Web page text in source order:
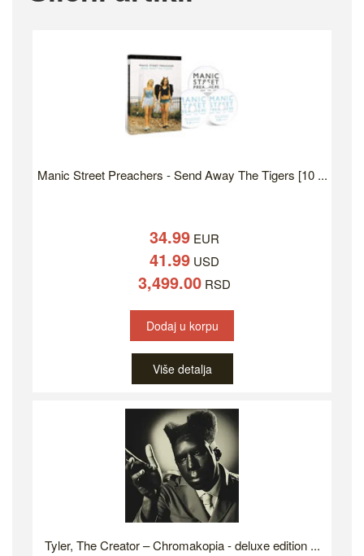
Manic Street Preachers - Send Away The Tigers [10 ...
34.99EUR
41.99USD
3,499.00RSD
Dodaj u korpu
Više detalja
Tyler, The Creator – Chromakopia - deluxe edition ...